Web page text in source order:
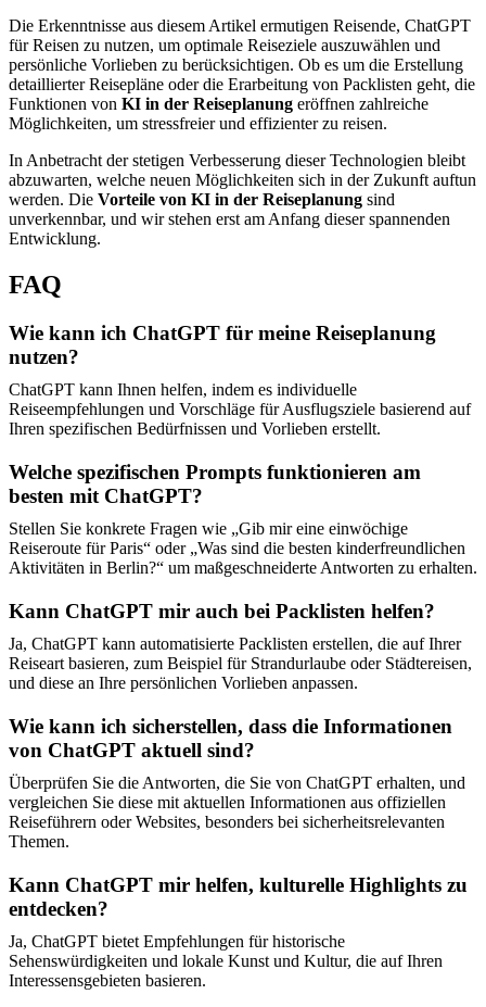
Die Erkenntnisse aus diesem Artikel ermutigen Reisende, ChatGPT
für Reisen zu nutzen, um optimale Reiseziele auszuwählen und
persönliche Vorlieben zu berücksichtigen. Ob es um die Erstellung
detaillierter Reisepläne oder die Erarbeitung von Packlisten geht, die
Funktionen von KI in der Reiseplanung eröffnen zahlreiche
Möglichkeiten, um stressfreier und effizienter zu reisen.
In Anbetracht der stetigen Verbesserung dieser Technologien bleibt
abzuwarten, welche neuen Möglichkeiten sich in der Zukunft auftun
werden. Die Vorteile von KI in der Reiseplanung sind
unverkennbar, und wir stehen erst am Anfang dieser spannenden
Entwicklung.
FAQ
Wie kann ich ChatGPT für meine Reiseplanung
nutzen?
ChatGPT kann Ihnen helfen, indem es individuelle
Reiseempfehlungen und Vorschläge für Ausflugsziele basierend auf
Ihren spezifischen Bedürfnissen und Vorlieben erstellt.
Welche spezifischen Prompts funktionieren am
besten mit ChatGPT?
Stellen Sie konkrete Fragen wie „Gib mir eine einwöchige
Reiseroute für Paris“ oder „Was sind die besten kinderfreundlichen
Aktivitäten in Berlin?“ um maßgeschneiderte Antworten zu erhalten.
Kann ChatGPT mir auch bei Packlisten helfen?
Ja, ChatGPT kann automatisierte Packlisten erstellen, die auf Ihrer
Reiseart basieren, zum Beispiel für Strandurlaube oder Städtereisen,
und diese an Ihre persönlichen Vorlieben anpassen.
Wie kann ich sicherstellen, dass die Informationen
von ChatGPT aktuell sind?
Überprüfen Sie die Antworten, die Sie von ChatGPT erhalten, und
vergleichen Sie diese mit aktuellen Informationen aus offiziellen
Reiseführern oder Websites, besonders bei sicherheitsrelevanten
Themen.
Kann ChatGPT mir helfen, kulturelle Highlights zu
entdecken?
Ja, ChatGPT bietet Empfehlungen für historische
Sehenswürdigkeiten und lokale Kunst und Kultur, die auf Ihren
Interessensgebieten basieren.